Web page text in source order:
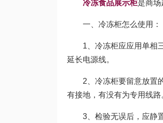
冷冻食品展示柜是商场
一、冷冻柜怎么使用：
1、冷冻柜应应用单相三
延长电源线。
2、冷冻柜要留意放置的
有接地，有没有为专用线路
3、检验无误后，应静置